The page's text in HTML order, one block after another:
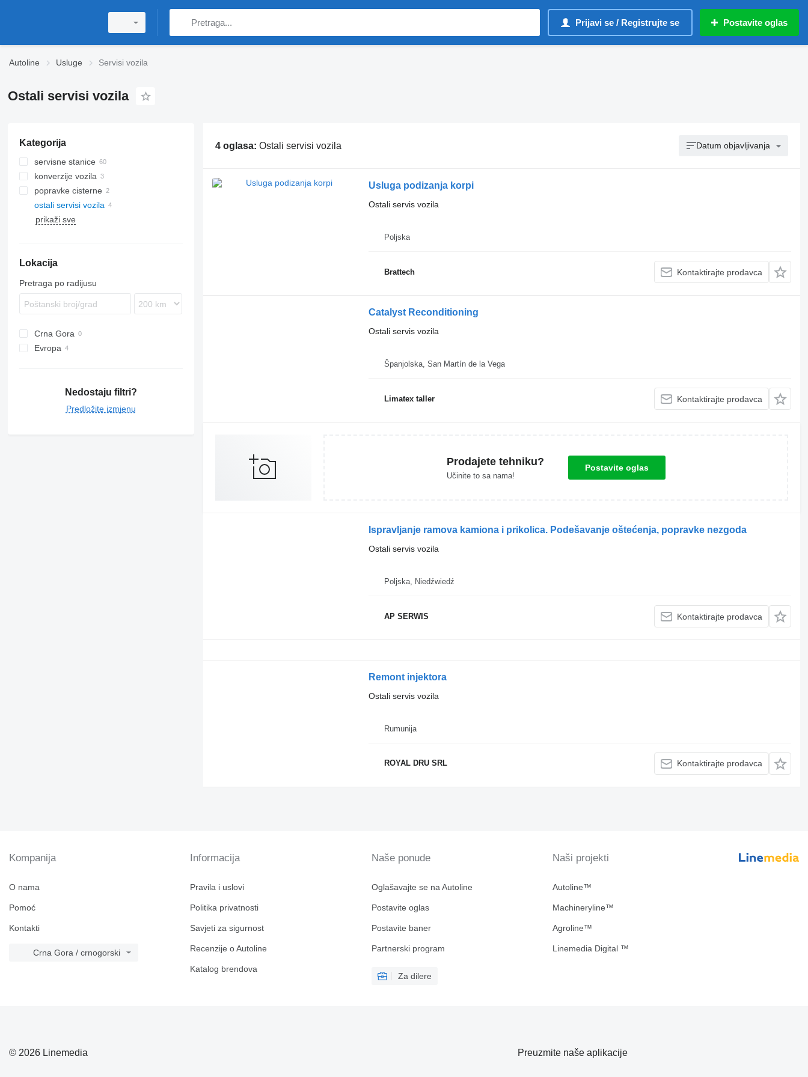
Prijavi se / Registrujte se Postavite oglas
Autoline Usluge Servisi vozila
Ostali servisi vozila
Kategorija
servisne stanice
konverzije vozila
popravke cisterne
ostali servisi vozila
prikaži sve
Lokacija
Pretraga po radijusu
Crna Gora
Evropa
Španjolska
Nedostaju filtri?
Predložite izmjenu
4 oglasa: Ostali servisi vozila Datum objavljivanja
Usluga podizanja korpi
Ostali servis vozila
Poljska
Brattech Kontaktirajte prodavca
Catalyst Reconditioning
Ostali servis vozila
Španjolska, San Martín de la Vega
Limatex taller Kontaktirajte prodavca
Prodajete tehniku?
Učinite to sa nama!
Postavite oglas
Ispravljanje ramova kamiona i prikolica. Podešavanje oštećenja, popravke nezgoda
Ostali servis vozila
Poljska, Niedźwiedź
AP SERWIS Kontaktirajte prodavca
Remont injektora
Ostali servis vozila
Rumunija
ROYAL DRU SRL Kontaktirajte prodavca
Kompanija
O nama
Pomoć
Kontakti
Crna Gora / crnogorski
Informacija
Pravila i uslovi
Politika privatnosti
Savjeti za sigurnost
Recenzije o Autoline
Katalog brendova
Naše ponude
Oglašavajte se na Autoline
Postavite oglas
Postavite baner
Partnerski program
Za dilere
Naši projekti
Autoline™
Machineryline™
Agroline™
Linemedia Digital ™
© 2026 Linemedia Preuzmite naše aplikacije